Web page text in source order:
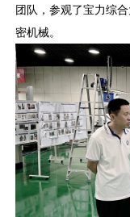
团队，参观了宝力综
密机械。